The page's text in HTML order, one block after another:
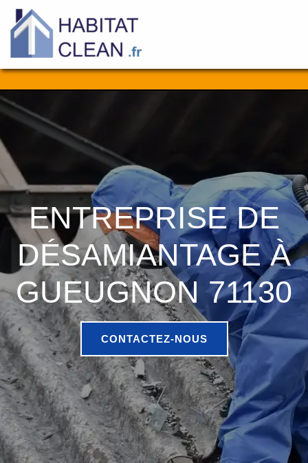
Aller
ENTREPRISE DE
DÉSAMIANTAGE À
GUEUGNON 71130
CONTACTEZ-NOUS